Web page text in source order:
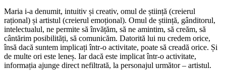
Maria i-a denumit, intuitiv și creativ, omul de știință (creierul
rațional) și artistul (creierul emoțional). Omul de știință, gânditorul,
intelectualul, ne permite să învățăm, să ne amintim, să creăm, să
cântărim posibilități, să comunicăm. Datorită lui nu credem orice,
însă dacă suntem implicați într-o activitate, poate să creadă orice. Și
de multe ori este leneș. Iar dacă este implicat într-o activitate,
informația ajunge direct nefiltrată, la personajul următor – artistul.